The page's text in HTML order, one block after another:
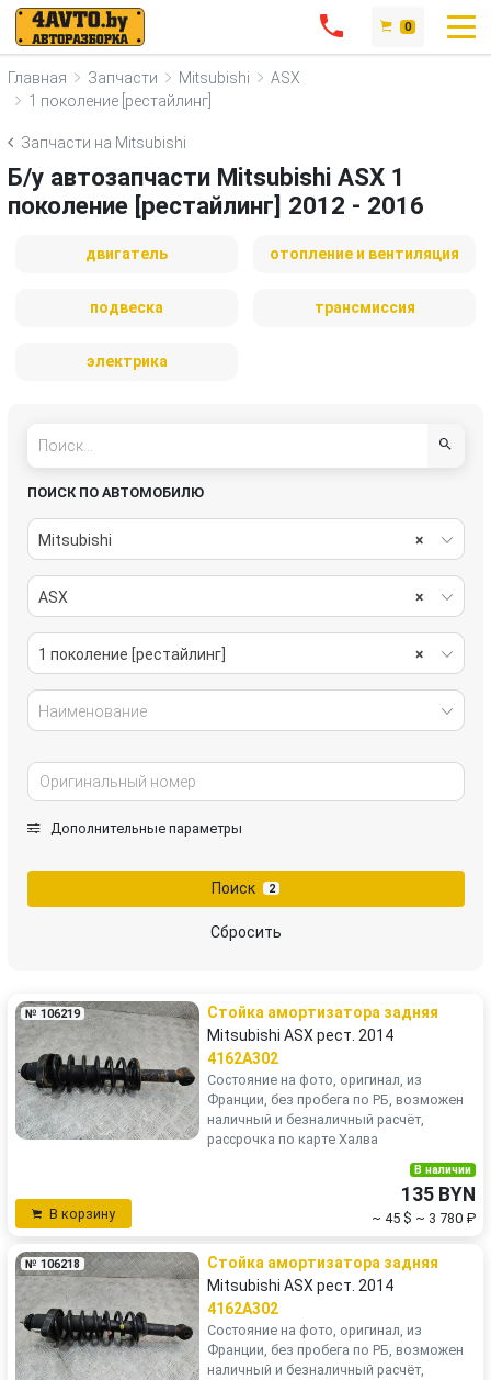
0
Главная Запчасти Mitsubishi
ASX
1 поколение [рестайлинг]
Запчасти на Mitsubishi
Б/у автозапчасти Mitsubishi ASX 1
поколение [рестайлинг] 2012 - 2016
двигатель отопление и вентиляция
подвеска трансмиссия
электрика
ПОИСК ПО АВТОМОБИЛЮ
×
Mitsubishi
×
ASX
×
1 поколение [рестайлинг]
Наименование
Дополнительные параметры
Поиск 2
Сбросить
№ 106219
Стойка амортизатора задняя
Mitsubishi ASX рест. 2014
4162A302
Состояние на фото, оригинал, из
Франции, без пробега по РБ, возможен
наличный и безналичный расчёт,
рассрочка по карте Халва
В корзину
В наличии
135 BYN
~ 45 $ ~ 3 780 ₽
№ 106218
Стойка амортизатора задняя
Mitsubishi ASX рест. 2014
4162A302
Состояние на фото, оригинал, из
Франции, без пробега по РБ, возможен
наличный и безналичный расчёт,